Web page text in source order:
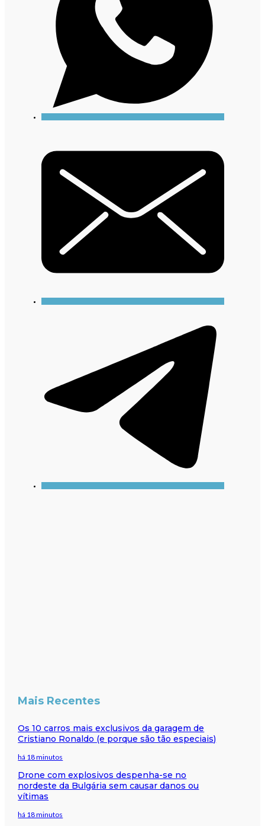
Mais Recentes
Os 10 carros mais exclusivos da garagem de
Cristiano Ronaldo (e porque são tão especiais)
há 18 minutos
Drone com explosivos despenha-se no
nordeste da Bulgária sem causar danos ou
vítimas
há 18 minutos